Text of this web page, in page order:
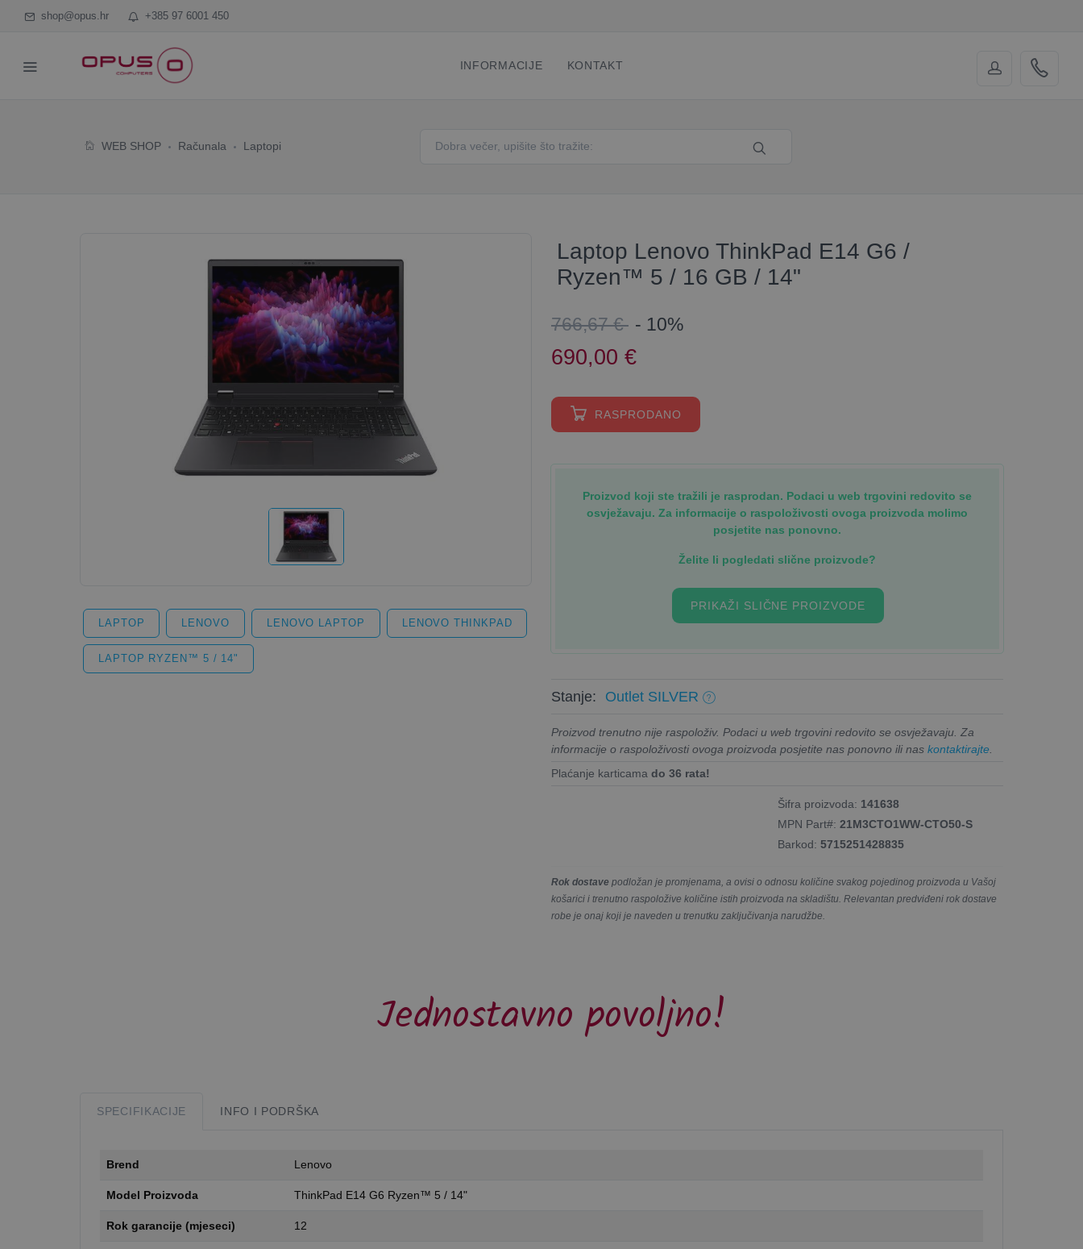
shop@opus.hr +385 97 6001 450
INFORMACIJE KONTAKT
WEB SHOP Računala Laptopi
LAPTOP LENOVO LENOVO LAPTOP LENOVO THINKPAD
LAPTOP RYZEN™ 5 / 14"
Laptop Lenovo ThinkPad E14 G6 /
Ryzen™ 5 / 16 GB / 14"
766,67 € - 10%
690,00 €
RASPRODANO
Proizvod koji ste tražili je rasprodan. Podaci u web trgovini redovito se
osvježavaju. Za informacije o raspoloživosti ovoga proizvoda molimo
posjetite nas ponovno.
Želite li pogledati slične proizvode?
PRIKAŽI SLIČNE PROIZVODE
Stanje: Outlet SILVER
Proizvod trenutno nije raspoloživ. Podaci u web trgovini redovito se osvježavaju. Za
informacije o raspoloživosti ovoga proizvoda posjetite nas ponovno ili nas kontaktirajte
Plaćanje karticama do 36 rata!
Šifra proizvoda: 141638
MPN Part#: 21M3CTO1WW-CTO50-S
Barkod: 5715251428835
Rok dostave podložan je promjenama, a ovisi o odnosu količine svakog pojedinog proizvoda u Vašoj
košarici i trenutno raspoložive količine istih proizvoda na skladištu. Relevantan predviđeni rok dostave
robe je onaj koji je naveden u trenutku zaključivanja narudžbe.
Jednostavno povoljno!
SPECIFIKACIJE INFO I PODRŠKA
Brend Lenovo
Model Proizvoda ThinkPad E14 G6 Ryzen™ 5 / 14"
Rok garancije (mjeseci) 12